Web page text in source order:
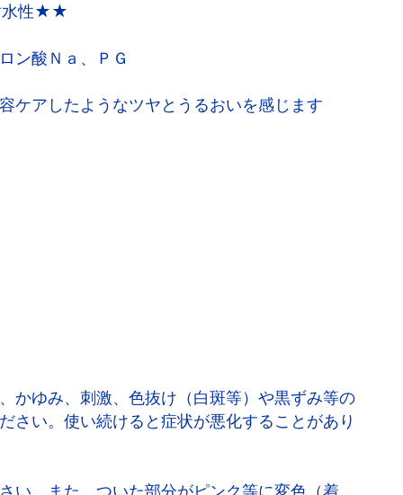
水性★★
ン酸Ｎａ、ＰＧ
ケアしたようなツヤとうるおいを感じます
かゆみ、刺激、色抜け（白斑等）や黒ずみ等の
さい。使い続けると症状が悪化することがあり